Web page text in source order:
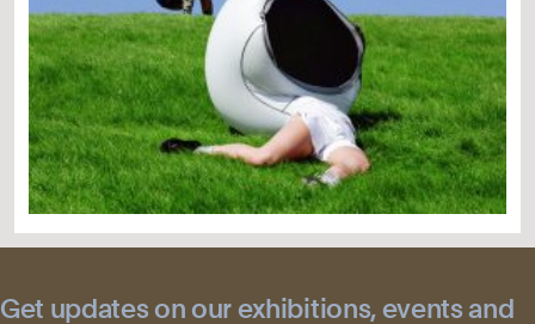
Get updates on our exhibitions, events and